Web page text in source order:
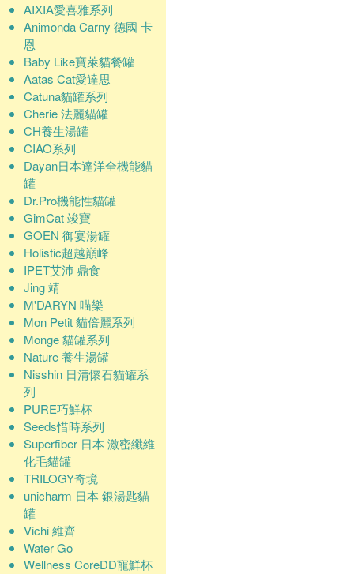
AIXIA愛喜雅系列
Animonda Carny 德國 卡
恩
Baby Like寶萊貓餐罐
Aatas Cat愛達思
Catuna貓罐系列
Cherie 法麗貓罐
CH養生湯罐
CIAO系列
Dayan日本達洋全機能貓
罐
Dr.Pro機能性貓罐
GimCat 竣寶
GOEN 御宴湯罐
Holistic超越巔峰
IPET艾沛 鼎食
Jing 靖
M'DARYN 喵樂
Mon Petit 貓倍麗系列
Monge 貓罐系列
Nature 養生湯罐
Nisshin 日清懷石貓罐系
列
PURE巧鮮杯
Seeds惜時系列
Superfiber 日本 激密纖維
化毛貓罐
TRILOGY奇境
unicharm 日本 銀湯匙貓
罐
Vichi 維齊
Water Go
Wellness CoreDD寵鮮杯